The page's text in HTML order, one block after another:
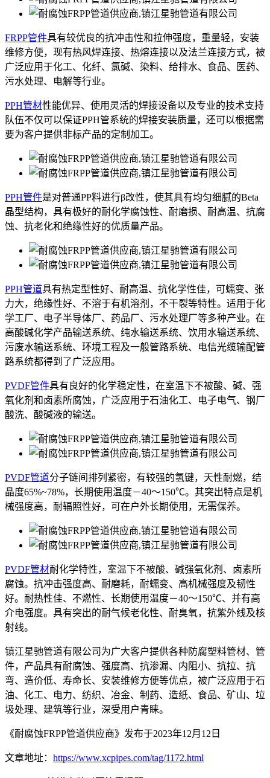
FRPP管件具有较优良的抗冲击性和拉伸强度，重量轻，安装
维修方便，现有热风焊连接、热熔连接以及法兰连接方式，被
广泛应用于化工、化纤、氯碱、染料、给排水、食品、医药、
污水处理、电解等行业。
PPH管材性能优异、使用灵活的焊接设备以及专业的技术支持
队伍不仅可以保证PPH管系统的焊接安装质量，还可以根据需
要为客户提供非标产品的定制加工。
PPH管件是对普通PP料进行β改性，使其具有均匀细腻的Beta
晶型结构，具有极好的耐化学腐蚀性、耐磨损、耐高温、抗腐
蚀、抗老化和绝缘性好的优质量产品。
PPH管道具有热定型性好、耐高温、抗化学性佳，可蠕变、张
力大，绝缘性好、不溶于有机溶剂，不干裂等特性。适用于化
学工厂、电子半导体厂、药品厂、污水处理厂等多种产业。在
高酸碱化学产品输送系统、纯水输送系统、饮用水输送系统、
污废水输送系统、环境工程及一般管路系统、电信光缆输配管
路系统都得到了广泛应用。
PVDF管件具有良好的化学稳定性，在室温下不被酸、碱、强
氧化剂和卤素所腐蚀，广泛应用于石油化工、电子电气、钢厂
酸洗、酸碱液的输送。
PVDF管道分子链间排列紧密，有较强的氢键，天性耐燃，结
晶度65%~78%，长期使用温度－40～150℃。其突出特点是机
械强度高，耐辐照性好，可在户外长期使用，无需保养。
PVDF管材耐化学特性，室温下不被酸、碱强氧化剂、卤素所
腐蚀。抗冲击强度高、耐磨耗，耐蠕变、高机械强度及韧性
好。耐热性佳、不燃性、长期使用温度－40～150℃、并有高
介电强度。具有突出的耐气候老化性、耐臭氧，抗紫外线及核
射线。
镇江星驰管道有限公司为广大客户提供各种防腐塑料管材、管
件，产品具有耐腐蚀、强度高、抗渗漏、内阻小、抗拉、抗
弯、造价低、寿命长、安装维修方便等优点，被广泛应用于石
油、化工、电力、纺织、冶金、制药、造纸、食品、矿山、垃
圾处理、建筑等行业，深受用户青睐。
《耐腐蚀FRPP管道供应商》发布于2023年12月12日
文章地址： https://www.xcpipes.com/tag/1172.html